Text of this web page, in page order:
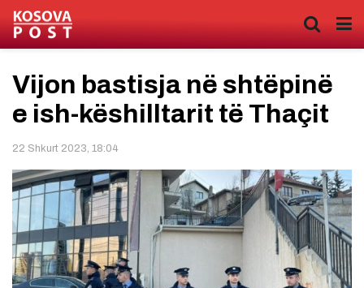
Vijon bastisja në shtëpinë
e ish-këshilltarit të Thaçit
22 Shkurt 2023, 18:04